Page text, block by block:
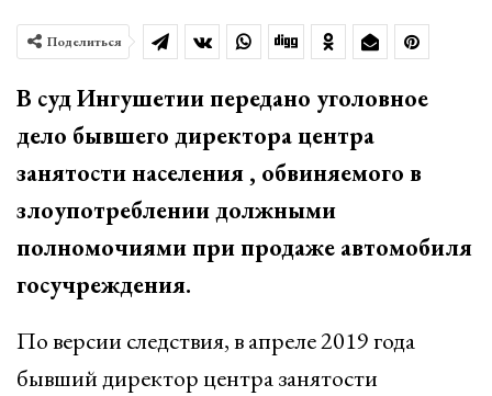
Поделиться
В суд Ингушетии передано уголовное
дело бывшего директора центра
занятости населения , обвиняемого в
злоупотреблении должными
полномочиями при продаже автомобиля
госучреждения.
По версии следствия, в апреле 2019 года
бывший директор центра занятости